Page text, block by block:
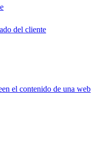
del cliente
el contenido de una web